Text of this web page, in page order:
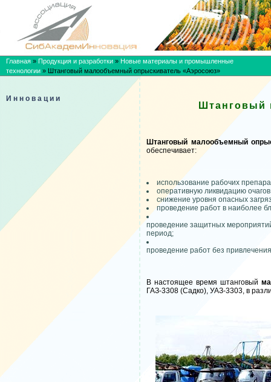
Главная » Продукция и разработки » Новые материалы и промышленные
технологии » Штанговый малообъемный опрыскиватель «Аэросоюз»
Инновации
Штанговый
Штанговый малообъемный
обеспечивает:
использование рабочих
оперативную ликвидацию
снижение уровня опасных
проведение работ в наиболее
проведение защитных
период;
проведение работ без
В настоящее время штанговый
ГАЗ-3308 (Садко), УАЗ-3303, в